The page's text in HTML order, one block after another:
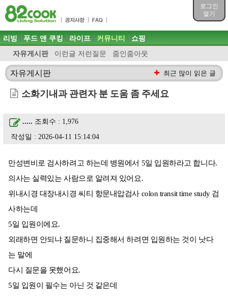
로그인
열기
목차
주메뉴 바로가기
컨텐츠 바로가기
검색 바로가기
로그인 바로가기
주메뉴
리빙 푸드 앤 쿠킹 라이프 커뮤니티
자유게시판 이런글 저런질문 줌인줌아웃
쇼핑
자유게시판 최근 많이 읽은 글
소화기내과 관련자 분 도움 좀 주세요
..... 조회수 : 1,976
작성일 : 2026-04-11 15:14:04
만성변비로 검사하려고 하는데 병원에서 5일 입원하라고 합니다.
의사는 실력있는 사람으로 알려져 있어요.
위내시경 대장내시경 씨티 항문내압검사 colon transit time study 검
사하는데
5일 입원이에요.
외래하면 안되냐 질문하니 집중해서 하려면 입원하는 것이 낫다
는 말에
다시 질문을 못했어요.
5일 입원이 필수는 아닌 것 같은데